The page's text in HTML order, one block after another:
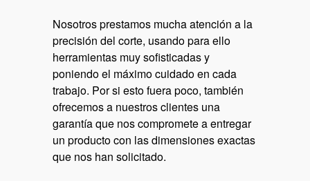
Nosotros prestamos mucha atención a la
precisión del corte, usando para ello
herramientas muy sofisticadas y
poniendo el máximo cuidado en cada
trabajo. Por si esto fuera poco, también
ofrecemos a nuestros clientes una
garantía que nos compromete a entregar
un producto con las dimensiones exactas
que nos han solicitado.